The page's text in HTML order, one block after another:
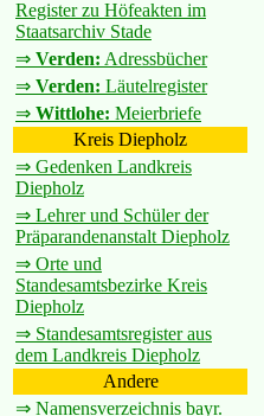
Register zu Höfeakten im
Staatsarchiv Stade
⇒ Verden: Adressbücher
⇒ Verden: Läutelregister
⇒ Wittlohe: Meierbriefe
Kreis Diepholz
⇒ Gedenken Landkreis
Diepholz
⇒ Lehrer und Schüler der
Präparandenanstalt Diepholz
⇒ Orte und
Standesamtsbezirke Kreis
Diepholz
⇒ Standesamtsregister aus
dem Landkreis Diepholz
Andere
⇒ Namensverzeichnis bayr.